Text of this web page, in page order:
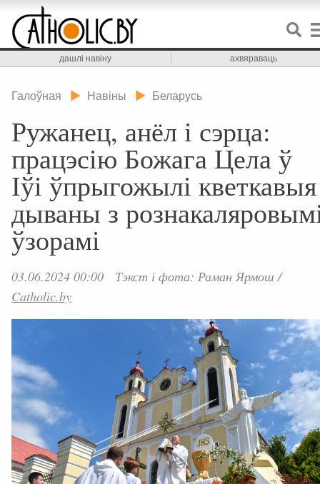
дашлі навіну ахвяраваць
Галоўная Навіны Беларусь
Ружанец, анёл і сэрца:
працэсію Божага Цела ў
Іўі ўпрыгожылі кветкавыя
дываны з
ўзорамі
03.06.2024 00:00 Тэкст і фота: Раман Ярмош /
Catholic.by